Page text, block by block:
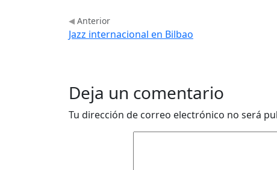
Anterior
Jazz internacional en Bilbao
Deja un comentario
Tu dirección de correo electrónico no será